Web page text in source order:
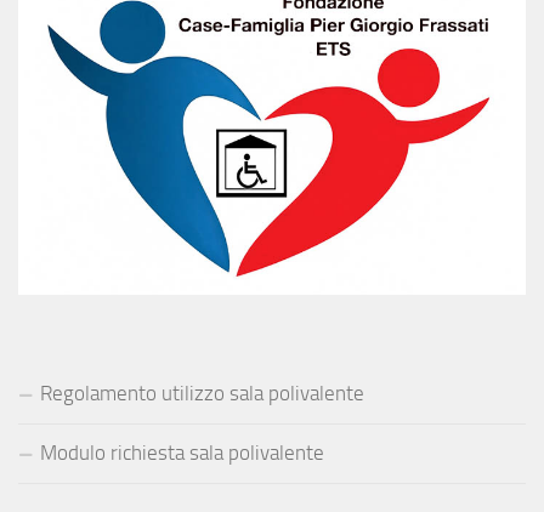
Regolamento utilizzo sala polivalente
Modulo richiesta sala polivalente